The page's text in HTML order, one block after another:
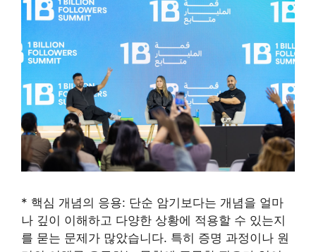
* 핵심 개념의 응용: 단순 암기보다는 개념을 얼마
나 깊이 이해하고 다양한 상황에 적용할 수 있는지
를 묻는 문제가 많았습니다. 특히 증명 과정이나 원